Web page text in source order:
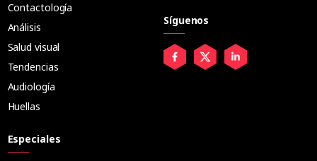
Contactología
Análisis
Salud visual
Tendencias
Audiología
Huellas
Especiales
Síguenos